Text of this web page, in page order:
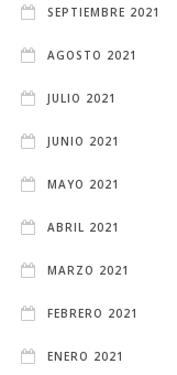
SEPTIEMBRE 2021
AGOSTO 2021
JULIO 2021
JUNIO 2021
MAYO 2021
ABRIL 2021
MARZO 2021
FEBRERO 2021
ENERO 2021